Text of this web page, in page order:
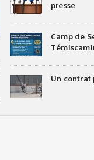
presse
Camp de
Un contrat